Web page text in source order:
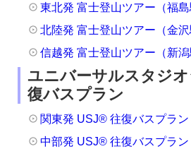
東北発 富士登山ツアー（福島
北陸発 富士登山ツアー（金沢
信越発 富士登山ツアー（新潟
ユニバーサルスタジ
復バスプラン
関東発 USJ® 往復バスプラン
中部発 USJ® 往復バスプラン